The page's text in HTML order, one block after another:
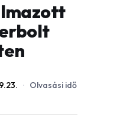
· Olvasási idő